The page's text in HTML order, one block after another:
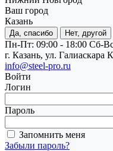
Ваш город
Казань
Да, спасибо Нет, другой
Пн-Пт: 09:00 - 18:00 Cб-
г. Казань, ул. Галиаскара
info@steel-pro.ru
Войти
Логин
Пароль
Запомнить меня
Забыли пароль?